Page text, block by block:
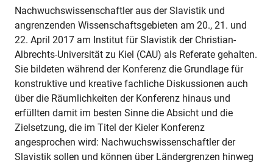
Nachwuchswissenschaftler aus der Slavistik und
angrenzenden Wissenschaftsgebieten am 20., 21. und
22. April 2017 am Institut für Slavistik der Christian-
Albrechts-Universität zu Kiel (CAU) als Referate gehalten.
Sie bildeten während der Konferenz die Grundlage für
konstruktive und kreative fachliche Diskussionen auch
über die Räumlichkeiten der Konferenz hinaus und
erfüllten damit im besten Sinne die Absicht und die
Zielsetzung, die im Titel der Kieler Konferenz
angesprochen wird: Nachwuchswissenschaftler der
Slavistik sollen und können über Ländergrenzen hinweg